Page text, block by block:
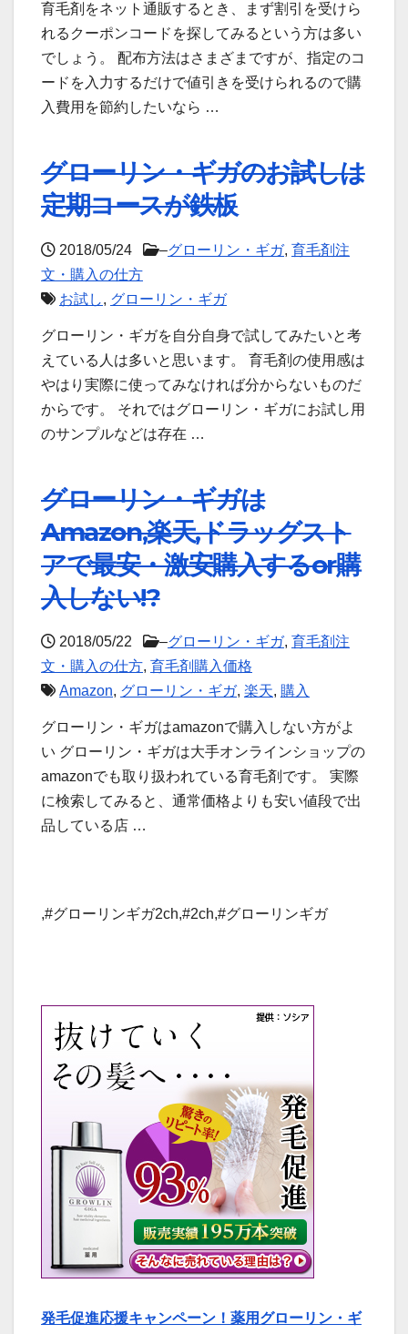
育毛剤をネット通販するとき、まず割引を受けら
れるクーポンコードを探してみるという方は多い
でしょう。 配布方法はさまざまですが、指定のコ
ードを入力するだけで値引きを受けられるので購
入費用を節約したいなら …
グローリン・ギガのお試しは
定期コースが鉄板
2018/05/24 –グローリン・ギガ, 育毛剤注
文・購入の仕方
お試し, グローリン・ギガ
グローリン・ギガを自分自身で試してみたいと考
えている人は多いと思います。 育毛剤の使用感は
やはり実際に使ってみなければ分からないものだ
からです。 それではグローリン・ギガにお試し用
のサンプルなどは存在 …
グローリン・ギガは
Amazon,楽天,ドラッグスト
アで最安・激安購入するor購
入しない!?
2018/05/22 –グローリン・ギガ, 育毛剤注
文・購入の仕方, 育毛剤購入価格
Amazon, グローリン・ギガ, 楽天, 購入
グローリン・ギガはamazonで購入しない方がよ
い グローリン・ギガは大手オンラインショップの
amazonでも取り扱われている育毛剤です。 実際
に検索してみると、通常価格よりも安い値段で出
品している店 …
,#グローリンギガ2ch,#2ch,#グローリンギガ
発毛促進応援キャンペーン！薬用グローリン・ギ